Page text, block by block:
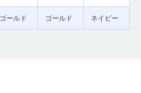
ゴールド ゴールド ネイビー